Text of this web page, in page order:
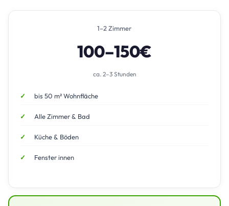
1–2 Zimmer
100–150€
ca. 2–3 Stunden
bis 50 m² Wohnfläche
Alle Zimmer & Bad
Küche & Böden
Fenster innen